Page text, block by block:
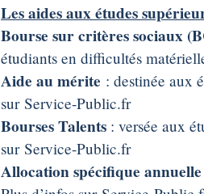
Les aides aux études
Bourse sur critères sociaux
étudiants en difficultés
Aide au mérite : destinée aux
sur Service-Public.fr
Bourses Talents : versée aux
sur Service-Public.fr
Allocation spécifique annuelle